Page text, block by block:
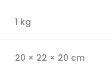
1 kg
20 × 22 × 20 cm